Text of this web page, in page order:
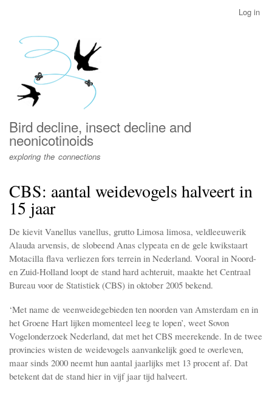
menu
Log in
Bird decline, insect decline and
neonicotinoids
exploring the connections
CBS: aantal weidevogels halveert in
15 jaar
De kievit Vanellus vanellus, grutto Limosa limosa, veldleeuwerik
Alauda arvensis, de slobeend Anas clypeata en de gele kwikstaart
Motacilla flava verliezen fors terrein in Nederland. Vooral in Noord-
en Zuid-Holland loopt de stand hard achteruit, maakte het Centraal
Bureau voor de Statistiek (CBS) in oktober 2005 bekend.
‘Met name de veenweidegebieden ten noorden van Amsterdam en in
het Groene Hart lijken momenteel leeg te lopen’, weet Sovon
Vogelonderzoek Nederland, dat met het CBS meerekende. In de twee
provincies wisten de weidevogels aanvankelijk goed te overleven,
maar sinds 2000 neemt hun aantal jaarlijks met 13 procent af. Dat
betekent dat de stand hier in vijf jaar tijd halveert.